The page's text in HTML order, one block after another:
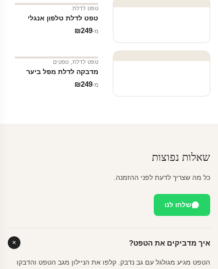
טפט לדלת
טפט לדלת טלפון אנגלי
מ‑ ₪249
טפט לדלת, טפטים
מדבקה לדלת מפל ביער
מ‑ ₪249
שאלות נפוצות
כל מה שצריך לדעת לפני ההזמנה.
שלחו לנו
איך מדביקים את הטפט?
הטפט מגיע מגולגל עם גב נדבק. קלפו את הניילון מגב הטפט והדבקו